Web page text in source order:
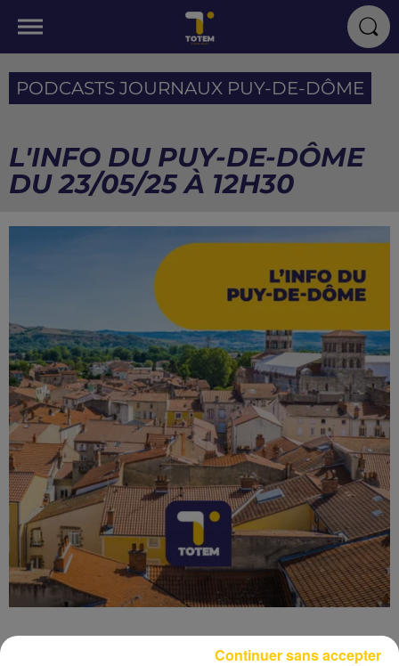
PODCASTS JOURNAUX PUY-DE-DÔME
L'INFO DU PUY-DE-DÔME
DU 23/05/25 À 12H30
Continuer sans accepter